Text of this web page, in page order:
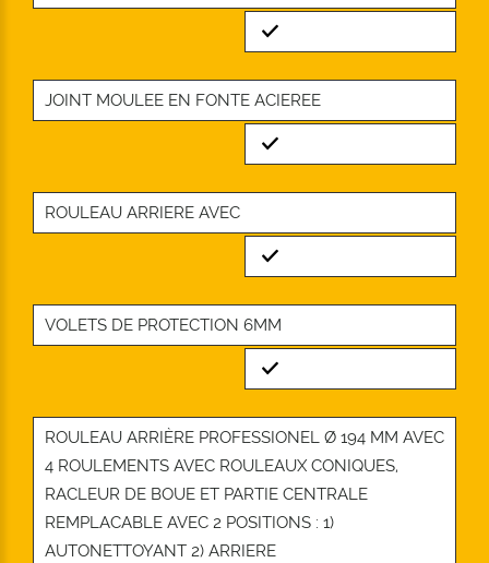
Standard
JOINT MOULEE EN FONTE ACIEREE
Standard
ROULEAU ARRIERE AVEC
Standard
VOLETS DE PROTECTION 6MM
Standard
ROULEAU ARRIÈRE PROFESSIONEL Ø 194 MM AVEC
4 ROULEMENTS AVEC ROULEAUX CONIQUES,
RACLEUR DE BOUE ET PARTIE CENTRALE
REMPLACABLE AVEC 2 POSITIONS : 1)
AUTONETTOYANT 2) ARRIERE